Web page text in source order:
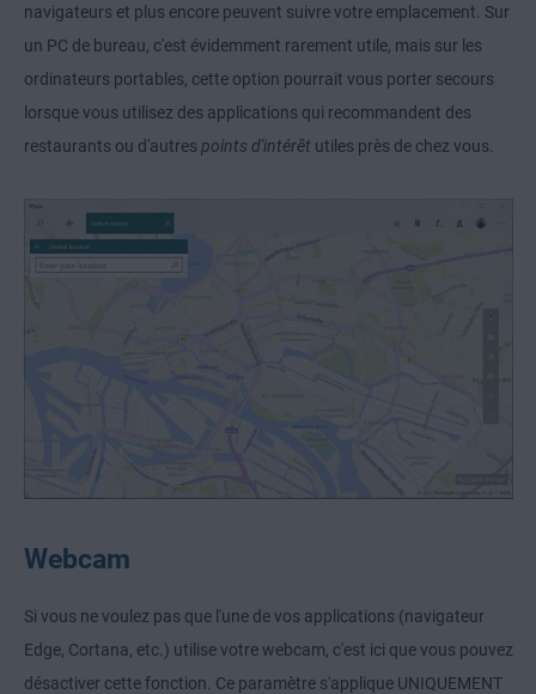
navigateurs et plus encore peuvent suivre votre emplacement. Sur
un PC de bureau, c'est évidemment rarement utile, mais sur les
ordinateurs portables, cette option pourrait vous porter secours
lorsque vous utilisez des applications qui recommandent des
restaurants ou d'autres points d'intérêt utiles près de chez vous.
Webcam
Si vous ne voulez pas que l'une de vos applications (navigateur
Edge, Cortana, etc.) utilise votre webcam, c'est ici que vous pouvez
désactiver cette fonction. Ce paramètre s'applique UNIQUEMENT